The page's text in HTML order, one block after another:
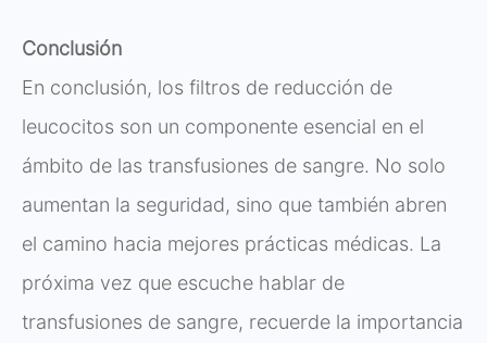
Conclusión
En conclusión, los filtros de reducción de
leucocitos son un componente esencial en el
ámbito de las transfusiones de sangre. No solo
aumentan la seguridad, sino que también abren
el camino hacia mejores prácticas médicas. La
próxima vez que escuche hablar de
transfusiones de sangre, recuerde la importancia